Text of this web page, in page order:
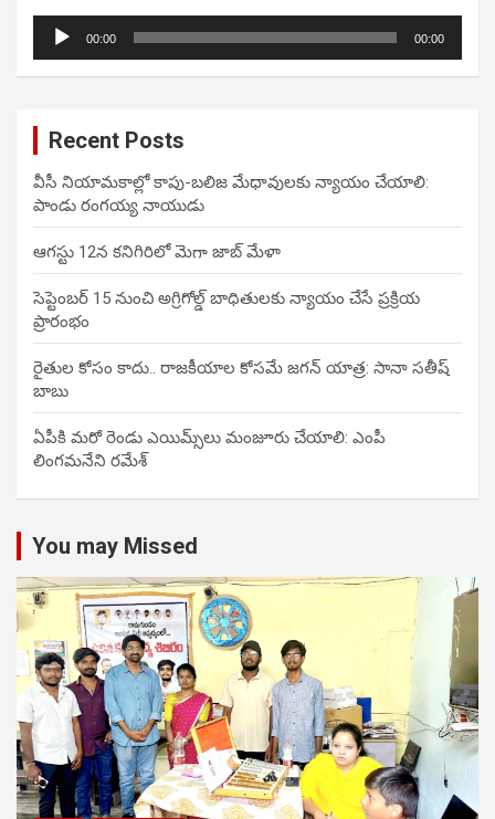
Audio
Player
00:00 00:00
Recent Posts
వీసీ నియామకాల్లో కాపు-బలిజ మేధావులకు న్యాయం చేయాలి:
పాండు రంగయ్య నాయుడు
ఆగస్టు 12న కనిగిరిలో మెగా జాబ్ మేళా
సెప్టెంబర్ 15 నుంచి అగ్రిగోల్డ్ బాధితులకు న్యాయం చేసే ప్రక్రియ
ప్రారంభం
రైతుల కోసం కాదు.. రాజకీయాల కోసమే జగన్ యాత్ర: సానా సతీష్
బాబు
ఏపీకి మరో రెండు ఎయిమ్స్‌లు మంజూరు చేయాలి: ఎంపీ
లింగమనేని రమేశ్
You may Missed